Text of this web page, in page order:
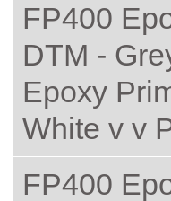
FP400
DTM -
Epoxy
White v v
FP400